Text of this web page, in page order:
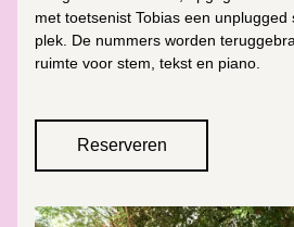
met toetsenist Tobias een
plek. De nummers worden
ruimte voor stem, tekst en piano.
Reserveren